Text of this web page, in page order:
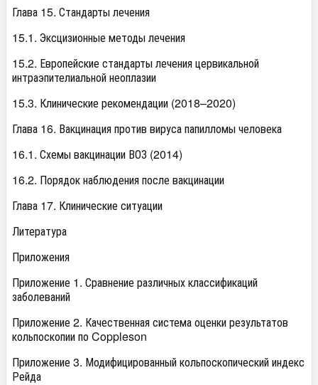
Глава 15. Стандарты лечения
15.1. Эксцизионные методы лечения
15.2. Европейские стандарты лечения цервикальной
интраэпителиальной неоплазии
15.3. Клинические рекомендации (2018–2020)
Глава 16. Вакцинация против вируса папилломы человека
16.1. Схемы вакцинации ВОЗ (2014)
16.2. Порядок наблюдения после вакцинации
Глава 17. Клинические ситуации
Литература
Приложения
Приложение 1. Сравнение различных классификаций
заболеваний
Приложение 2. Качественная система оценки результатов
кольпоскопии по Coppleson
Приложение 3. Модифицированный кольпоскопический индекс
Рейда